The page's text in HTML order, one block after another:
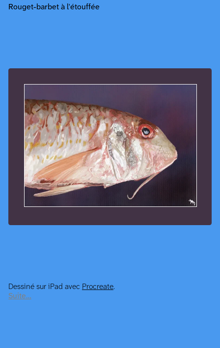
Rouget-barbet à l'étouffée
Dessiné sur iPad avec Procreate.
Suite…